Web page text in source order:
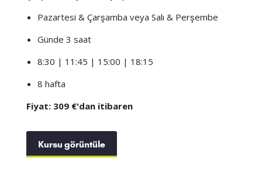
Pazartesi & Çarşamba veya Salı & Perşembe
Günde 3 saat
8:30 | 11:45 | 15:00 | 18:15
8 hafta
Fiyat: 309 €'dan itibaren
Kursu görüntüle